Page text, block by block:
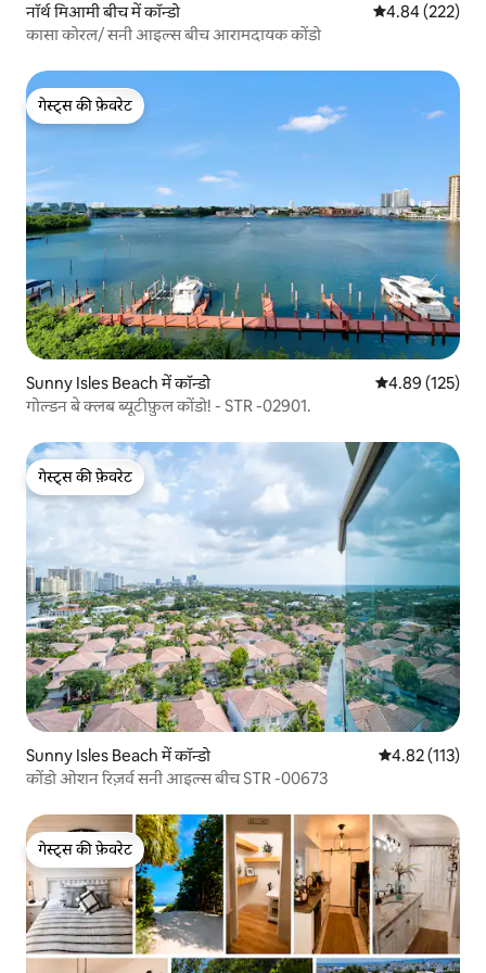
नॉर्थ मिआमी बीच में कॉन्डो औसत रेटिंग 5 में से
4.84 (222)
कासा कोरल/ सनी आइल्स बीच आरामदायक कोंडो
गेस्ट्स की फ़ेवरेट
गेस्ट्स की फ़ेवरेट
Sunny Isles Beach में कॉन्डो औसत रेटिंग 5 में से
4.89 (125)
गोल्डन बे क्लब ब्यूटीफ़ुल कोंडो! - STR -02901.
गेस्ट्स की फ़ेवरेट
गेस्ट्स की फ़ेवरेट
Sunny Isles Beach में कॉन्डो औसत रेटिंग 5 में से
4.82 (113)
कोंडो ओशन रिज़र्व सनी आइल्स बीच STR -00673
गेस्ट्स की फ़ेवरेट
गेस्ट्स की फ़ेवरेट